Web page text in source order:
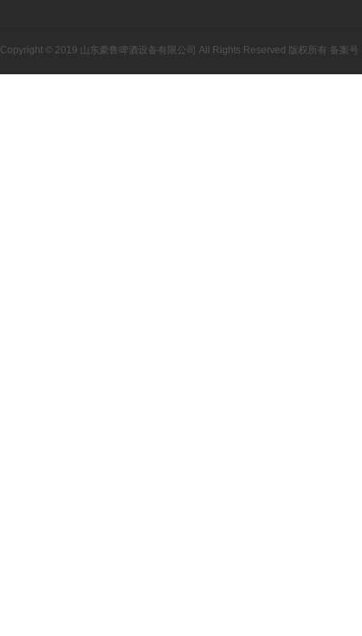
Copyright © 2019 山东豪鲁啤酒设备有限公司 All Rights Reserved 版权所有 备案号